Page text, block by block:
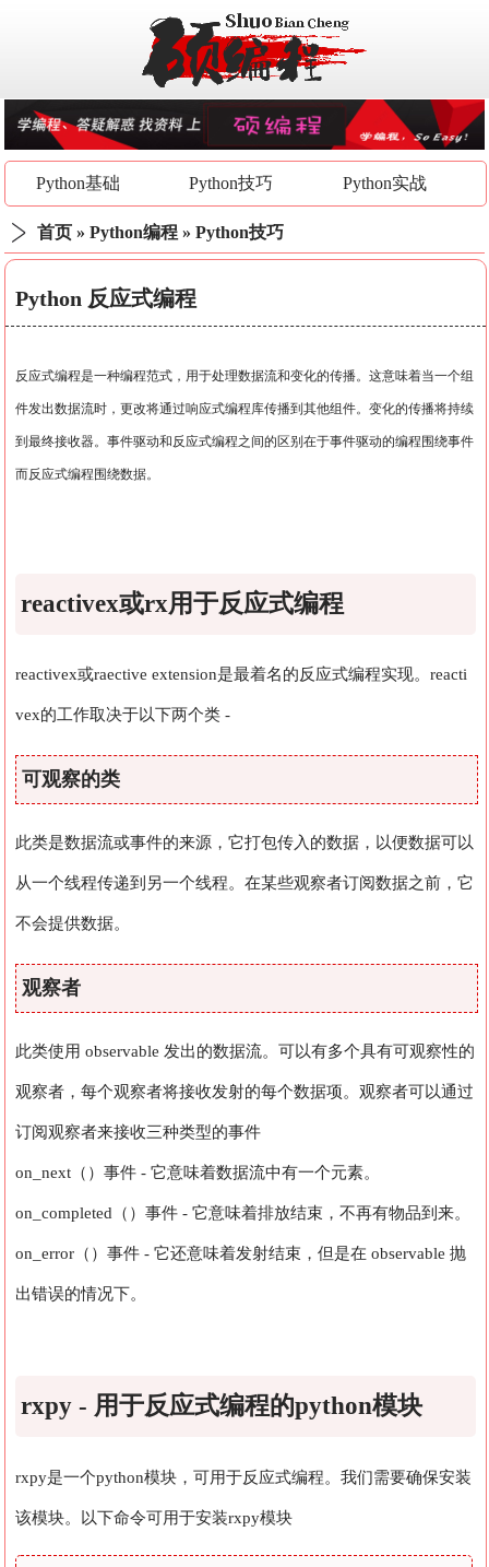
Python基础 Python技巧 Python实战
首页 »Python编程 »Python技巧
Python 反应式编程
反应式编程是一种编程范式，用于处理数据流和变化的传播。这意味着当一个组
件发出数据流时，更改将通过响应式编程库传播到其他组件。变化的传播将持续
到最终接收器。事件驱动和反应式编程之间的区别在于事件驱动的编程围绕事件
而反应式编程围绕数据。
reactivex或rx用于反应式编程
reactivex或raective extension是最着名的反应式编程实现。reacti
vex的工作取决于以下两个类 -
可观察的类
此类是数据流或事件的来源，它打包传入的数据，以便数据可以
从一个线程传递到另一个线程。在某些观察者订阅数据之前，它
不会提供数据。
观察者
此类使用 observable 发出的数据流。可以有多个具有可观察性的
观察者，每个观察者将接收发射的每个数据项。观察者可以通过
订阅观察者来接收三种类型的事件
on_next（）事件 - 它意味着数据流中有一个元素。
on_completed（）事件 - 它意味着排放结束，不再有物品到来。
on_error（）事件 - 它还意味着发射结束，但是在 observable 抛
出错误的情况下。
rxpy - 用于反应式编程的python模块
rxpy是一个python模块，可用于反应式编程。我们需要确保安装
该模块。以下命令可用于安装rxpy模块